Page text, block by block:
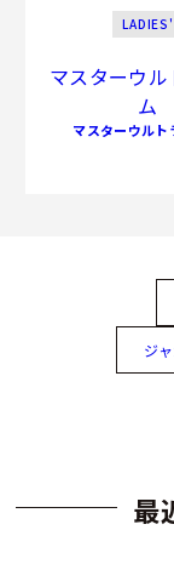
LADIES'
マスターウル
ム
マスターウルト
ジ
最